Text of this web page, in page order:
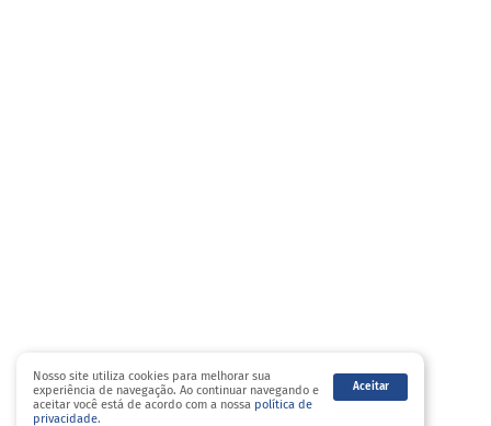
Nosso site utiliza cookies para melhorar sua
experiência de navegação. Ao continuar navegando e
aceitar você está de acordo com a nossa política de
privacidade.
Aceitar